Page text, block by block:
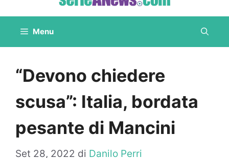
contenuto
Menu
“Devono chiedere
scusa”: Italia, bordata
pesante di Mancini
Set 28, 2022 di Danilo Perri